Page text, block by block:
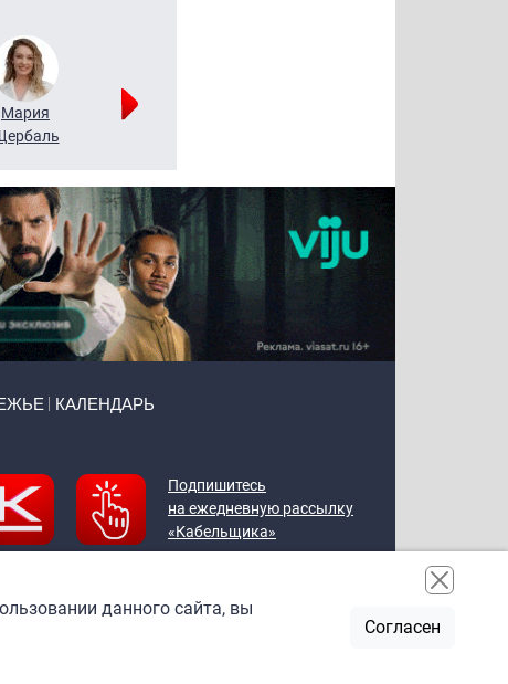
Мария
КАЛЕНДАРЬ
Подпишитесь
на ежедневную рассылку
«Кабельщика»
данного сайта, вы
Согласен